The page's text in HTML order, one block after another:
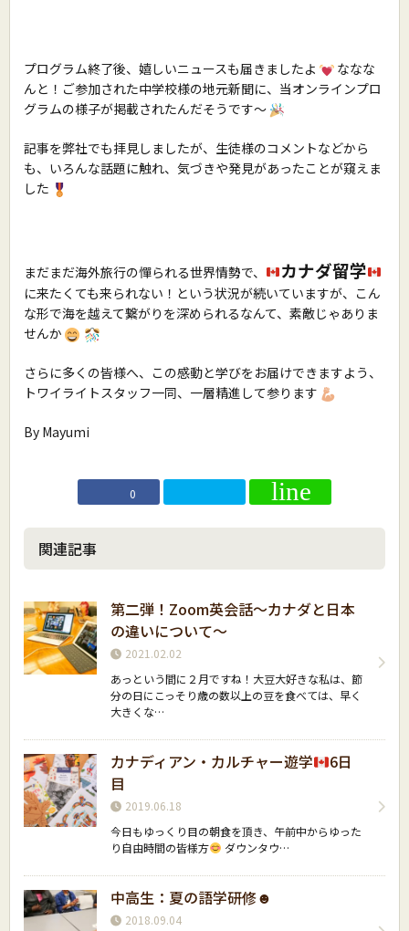
プログラム終了後、嬉しいニュースも届きましたよ
ななな
んと！ご参加された中学校様の地元新聞に、当オンラインプロ
グラムの様子が掲載されたんだそうです〜
記事を弊社でも拝見しましたが、生徒様のコメントなどから
も、いろんな話題に触れ、気づきや発見があったことが窺えま
した
まだまだ海外旅行の憚られる世界情勢で、 カナダ留学
に来たくても来られない！という状況が続いていますが、こん
な形で海を越えて繋がりを深められるなんて、素敵じゃありま
せんか
さらに多くの皆様へ、この感動と学びをお届けできますよう、
トワイライトスタッフ一同、一層精進して参ります
By Mayumi
0
関連記事
第二弾！Zoom英会話〜カナダと日本
の違いについて〜
2021.02.02
あっという間に２月ですね！大豆大好きな私は、節
分の日にこっそり歳の数以上の豆を食べては、早く
大きくな…
カナディアン・カルチャー遊学
6日
目
2019.06.18
今日もゆっくり目の朝食を頂き、午前中からゆった
り自由時間の皆様方
ダウンタウ…
中高生：夏の語学研修☻
2018.09.04